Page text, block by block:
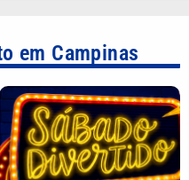
em Campinas